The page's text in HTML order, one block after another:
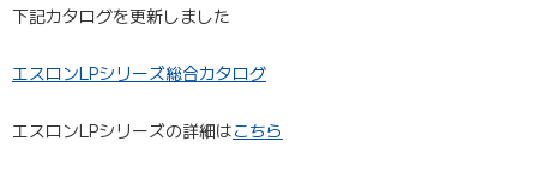
下記カタログを更新しました
エスロンLPシリーズ総合カタログ
エスロンLPシリーズの詳細はこちら